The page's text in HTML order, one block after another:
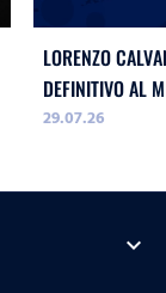
LORENZO
DEFINITIVO AL
29.07.26
expand_more